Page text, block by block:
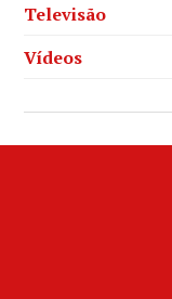
Televisão
Vídeos